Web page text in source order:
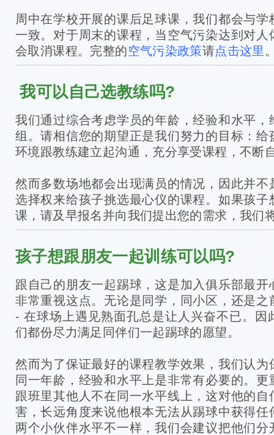
周中在学校开展的课后足球课，我们都会与
一致。对于周末的课程，当空气污染达到对
会取消课程。完整的空气污染政策请点击这里
我可以自己选教练吗?
我们通过综合考虑学员的年龄，经验和水平
组。请相信您的期望正是我们努力的目标：
环境跟教练建立起沟通，充分享受课程，不断
然而多数场地都会出现满员的情况，因此并
选择权来给孩子挑选最心仪的课程。如果孩
课，请及早报名并向我们提出您的需求，我们
孩子想跟朋友一起训练可以吗?
跟自己的朋友一起踢球，这是加入俱乐部最
非常重视这点。无论是同学，同小区，还是
- 在球场上遇见熟面孔总是让人兴奋不已。因
们都份尽力满足同伴们一起踢球的愿望。
然而为了保证最好的课程教学效果，我们认
同一年龄，经验和水平上是非常有必要的。
跟班里其他人不在同一水平线上，这对他的
害，长远角度来说他根本无法从踢球中获得
两个小伙伴水平不一样，我们会建议把他们